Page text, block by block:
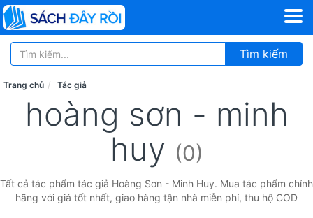
Tìm kiếm
Trang chủ Tác giả
hoàng sơn - minh
huy (0)
Tất cả tác phẩm tác giả Hoàng Sơn - Minh Huy. Mua tác phẩm chính
hãng với giá tốt nhất, giao hàng tận nhà miễn phí, thu hộ COD